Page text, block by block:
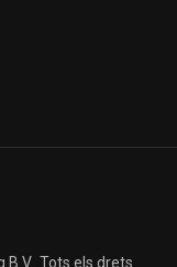
Tots els drets